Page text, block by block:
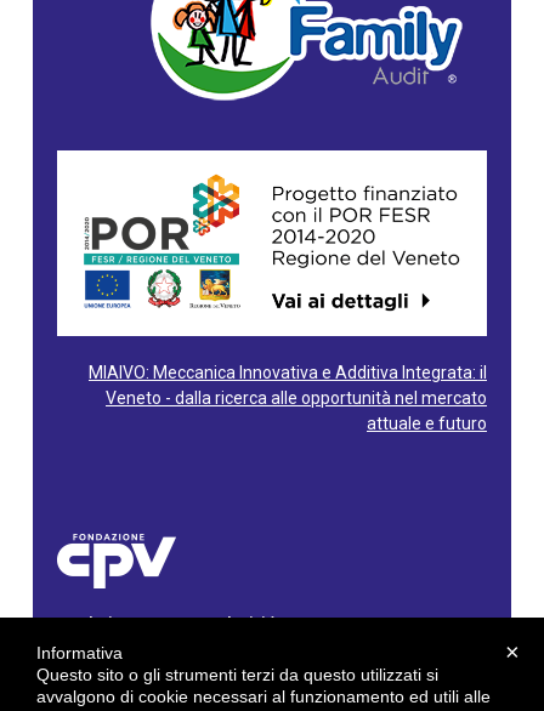
MIAIVO: Meccanica Innovativa e Additiva Integrata: il
Veneto - dalla ricerca alle opportunità nel mercato
attuale e futuro
Via Gioacchino Rossini, 60 - 36100 Vicenza - Italy
Tel. 0444/960500 - Fax 0444/1932220
C.F. e P. IVA: 02429800242
×
Informativa
Questo sito o gli strumenti terzi da questo utilizzati si
avvalgono di cookie necessari al funzionamento ed utili alle